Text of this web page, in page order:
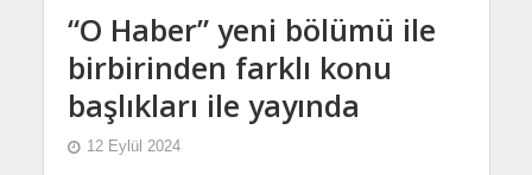
“O Haber” yeni bölümü ile
birbirinden farklı konu
başlıkları ile yayında
12 Eylül 2024